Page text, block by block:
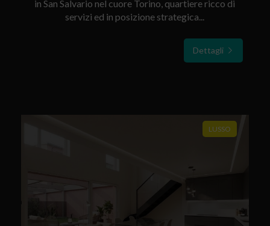
in San Salvario nel cuore Torino, quartiere ricco di
servizi ed in posizione strategica...
Dettagli
LUSSO